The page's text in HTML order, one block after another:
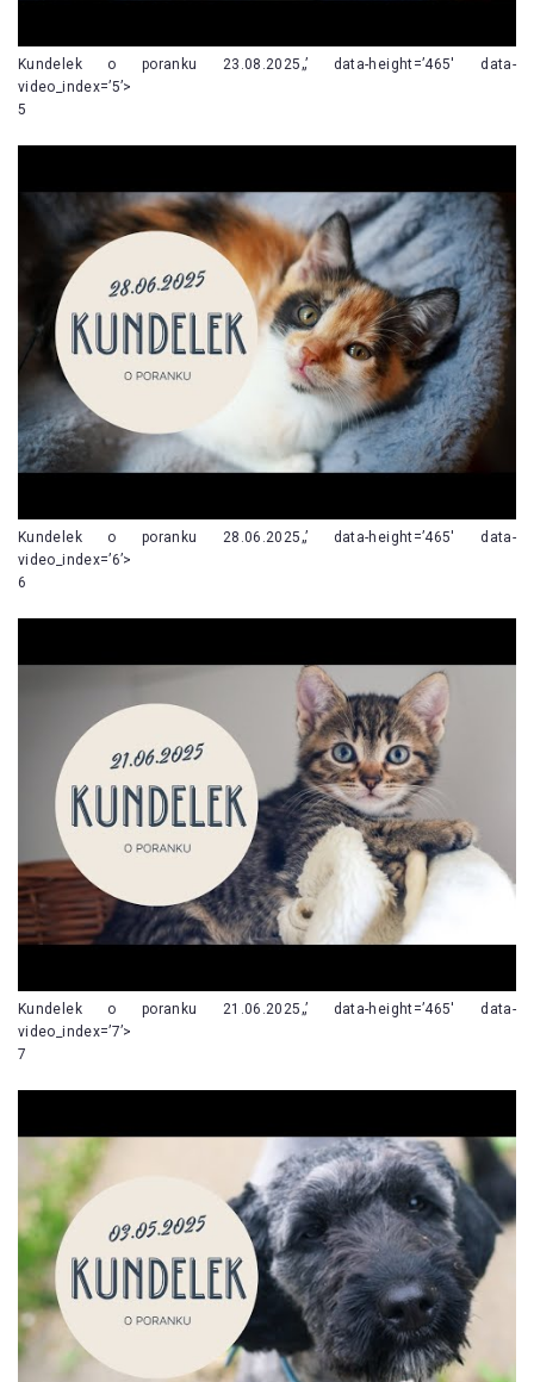
Kundelek o poranku 23.08.2025„’ data-height=’465′ data-
video_index=’5’>
5
Kundelek o poranku 28.06.2025„’ data-height=’465′ data-
video_index=’6’>
6
Kundelek o poranku 21.06.2025„’ data-height=’465′ data-
video_index=’7’>
7